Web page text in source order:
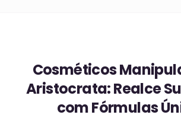
Cosméticos
Aristocrata: Realce
com Fórmulas